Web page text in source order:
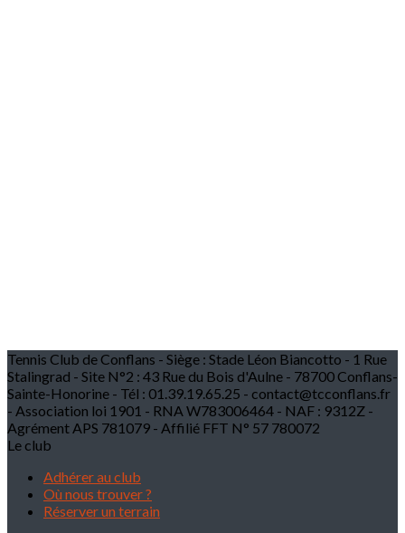
Tennis Club de Conflans - Siège : Stade Léon Biancotto - 1 Rue
Stalingrad - Site N°2 : 43 Rue du Bois d'Aulne - 78700 Conflans-
Sainte-Honorine - Tél : 01.39.19.65.25 - contact@tcconflans.fr
- Association loi 1901 - RNA W783006464 - NAF : 9312Z -
Agrément APS 781079 - Affilié FFT N° 57 780072
Le club
Adhérer au club
Où nous trouver ?
Réserver un terrain